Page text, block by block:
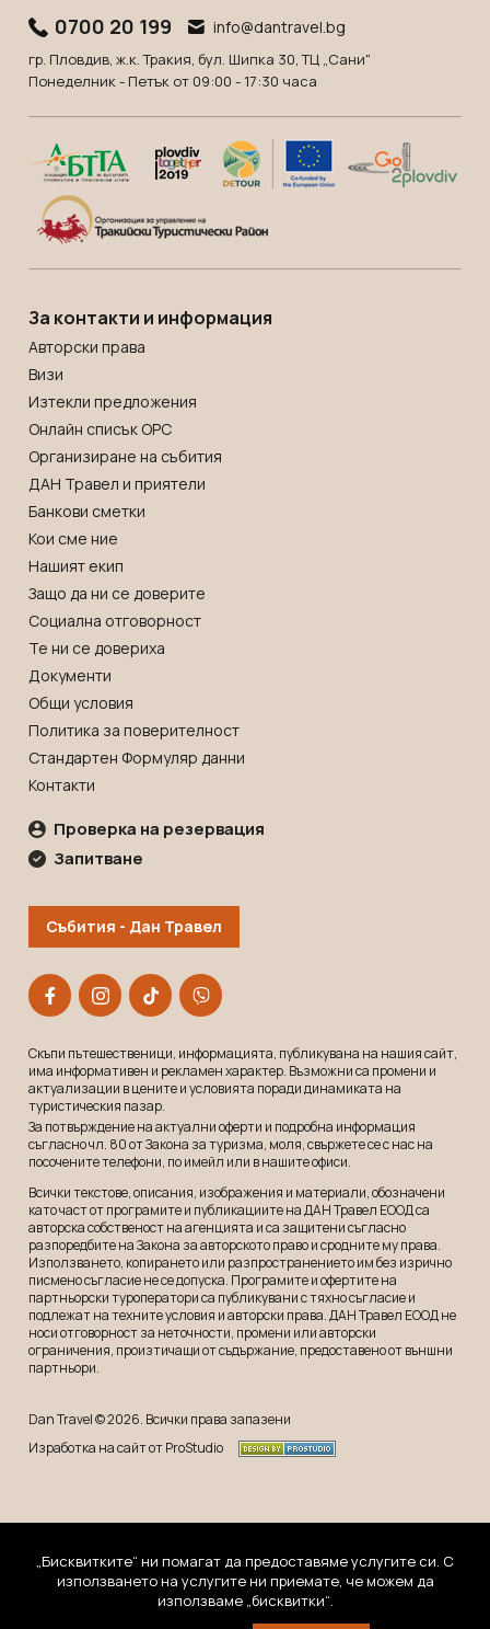
0700 20 199 info@dantravel.bg
гр. Пловдив, ж.к. Тракия, бул. Шипка 30, ТЦ „Сани"
Понеделник - Петък от 09:00 - 17:30 часа
За контакти и информация
Авторски права
Визи
Изтекли предложения
Онлайн списък OРС
Организиране на събития
ДАН Травел и приятели
Банкови сметки
Кои сме ние
Нашият екип
Защо да ни се доверите
Социална отговорност
Те ни се довериха
Документи
Общи условия
Политика за поверителност
Стандартен Формуляр данни
Контакти
Проверка на резервация
Запитване
Събития - Дан Травел
Скъпи пътешественици, информацията, публикувана на нашия сайт,
има информативен и рекламeн характер. Възможни са промени и
актуализации в цените и условията поради динамиката на
туристическия пазар.
За потвърждение на актуални оферти и подробна информация
съгласно чл. 80 от Закона за туризма, моля, свържете се с нас на
посочените телефони, по имейл или в нашите офиси.
Всички текстове, описания, изображения и материали, обозначени
като част от програмите и публикациите на ДАН Травел ЕООД са
авторска собственост на агенцията и са защитени съгласно
разпоредбите на Закона за авторското право и сродните му права.
Използването, копирането или разпространението им без изрично
писмено съгласие не се допуска. Програмите и офертите на
партньорски туроператори са публикувани с тяхно съгласие и
подлежат на техните условия и авторски права. ДАН Травел ЕООД не
носи отговорност за неточности, промени или авторски
ограничения, произтичащи от съдържание, предоставено от външни
партньори.
Dan Travel © 2026. Всички права запазени
Изработка на сайт от ProStudio
„Бисквитките“ ни помагат да предоставяме услугите си. С
използването на услугите ни приемате, че можем да
използваме „бисквитки“.